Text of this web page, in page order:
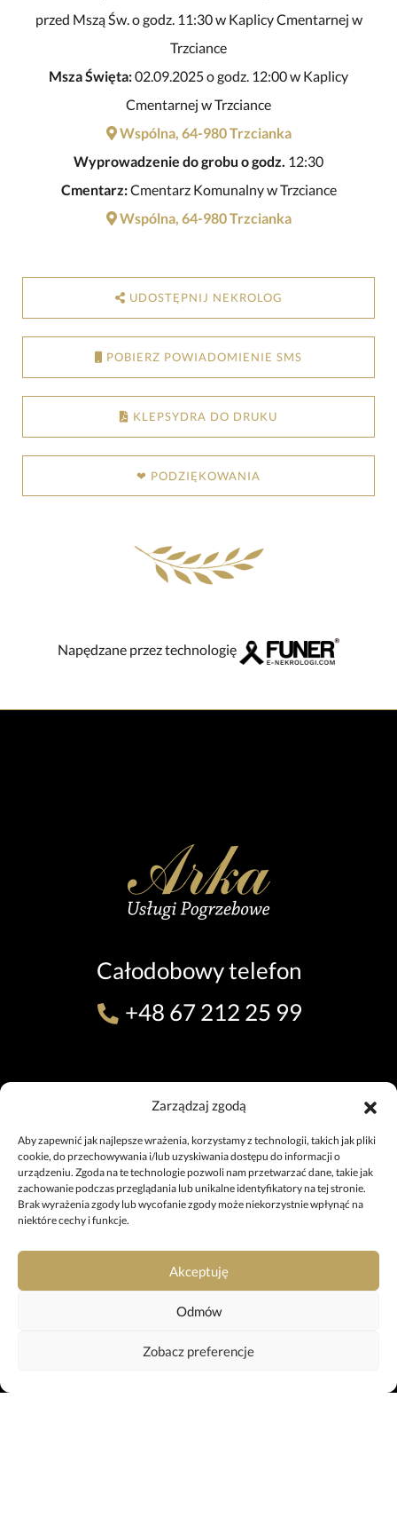
Zarządzaj zgodą
Aby zapewnić jak najlepsze wrażenia, korzystamy z technologii, takich jak pliki
cookie, do przechowywania i/lub uzyskiwania dostępu do informacji o
urządzeniu. Zgoda na te technologie pozwoli nam przetwarzać dane, takie jak
zachowanie podczas przeglądania lub unikalne identyfikatory na tej stronie.
Brak wyrażenia zgody lub wycofanie zgody może niekorzystnie wpłynąć na
niektóre cechy i funkcje.
Akceptuję
Odmów
Zobacz preferencje
przed Mszą Św. o godz. 11:30 w Kaplicy Cmentarnej w
Trzciance
Msza Święta:02.09.2025 o godz. 12:00 w Kaplicy
Cmentarnej w Trzciance
Wspólna, 64-980 Trzcianka
Wyprowadzenie do grobu o godz. 12:30
Cmentarz:Cmentarz Komunalny w Trzciance
Wspólna, 64-980 Trzcianka
UDOSTĘPNIJ NEKROLOG
POBIERZ POWIADOMIENIE SMS
KLEPSYDRA DO DRUKU
❤ PODZIĘKOWANIA
Napędzane przez technologię
Całodobowy telefon
+48 67 212 25 99
ul. 11 Listopada 7, 64-920 Piła
+48 67 212 25 99
pila@uslugipogrzebowe.pila.pl
ODDZIAŁ W TRZCIANCE
trzcianka@uslugipogrzebowe.pila.pl
ul. Gliniana 11, 64-920 Piła